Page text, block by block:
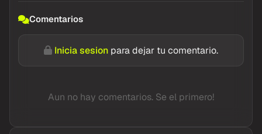
Comentarios
Inicia sesion para dejar tu comentario.
Aun no hay comentarios. Se el primero!